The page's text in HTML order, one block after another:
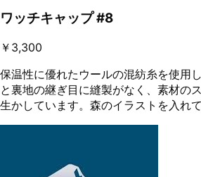
ワッチキャップ #8
￥3,300
保温性に優れたウールの混紡糸を使用
と裏地の継ぎ目に縫製がなく、素材の
生かしています。森のイラストを入れて